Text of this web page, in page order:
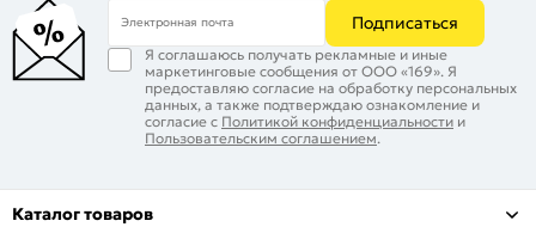
Электронная почта Подписаться
Я соглашаюсь получать рекламные и иные
маркетинговые сообщения от ООО «169». Я
предоставляю согласие на обработку персональных
данных, а также подтверждаю ознакомление и
согласие с Политикой конфиденциальности и
Пользовательским соглашением.
Каталог товаров